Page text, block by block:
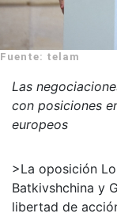
Fuente: telam
Las
con posiciones
europeos
>La oposición
Batkivshchina y
libertad de